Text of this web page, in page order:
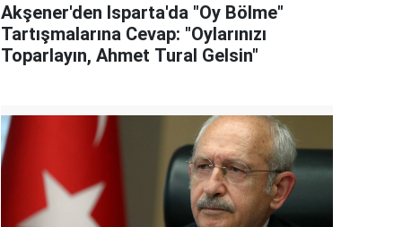
Akşener'den Isparta'da "Oy Bölme"
Tartışmalarına Cevap: "Oylarınızı
Toparlayın, Ahmet Tural Gelsin"